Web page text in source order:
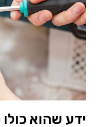
ידע שהוא